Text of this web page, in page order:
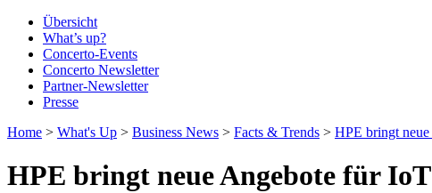
Übersicht
What’s up?
Concerto-Events
Concerto Newsletter
Partner-Newsletter
Presse
Home > What's Up > Business News > Facts & Trends > HPE bringt
HPE bringt neue Angebote für